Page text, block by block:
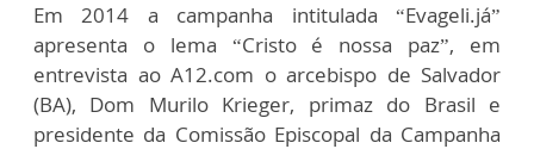
Em 2014 a campanha intitulada “Evageli.já”
apresenta o lema “Cristo é nossa paz”​, em
entrevista ao A12.com o arcebispo de Salvador
(BA), Dom Murilo Krieger, primaz do Brasil e
presidente da Comissão Episcopal da Campanha